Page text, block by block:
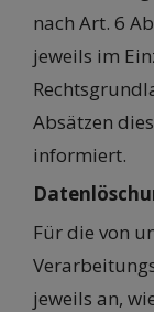
nach Art. 6
jeweils im
Absätzen
informiert.
Für die von
jeweils an,